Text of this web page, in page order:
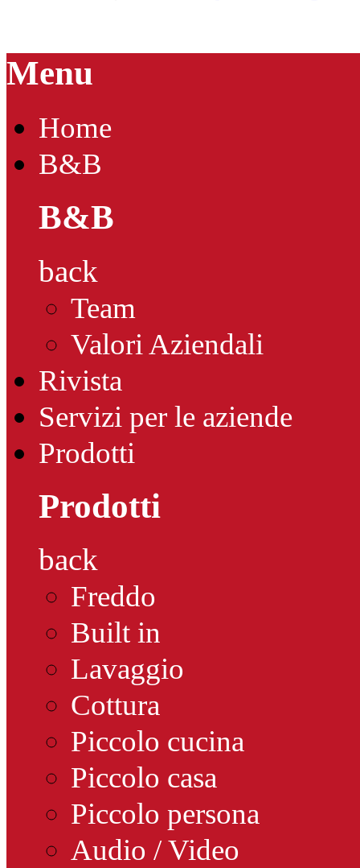
Menu
Home
B&B
B&B
back
Team
Valori Aziendali
Rivista
Servizi per le aziende
Prodotti
Prodotti
back
Freddo
Built in
Lavaggio
Cottura
Piccolo cucina
Piccolo casa
Piccolo persona
Audio / Video